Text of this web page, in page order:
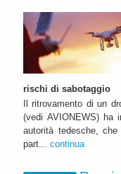
rischi di sabotaggio
Il ritrovamento di un
(vedi AVIONEWS) ha
autorità tedesche,
part... continua